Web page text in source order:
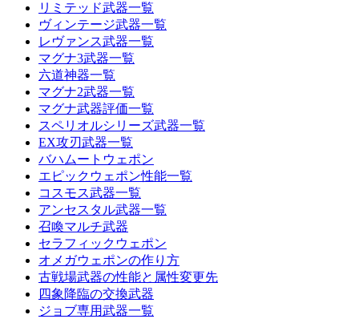
リミテッド武器一覧
ヴィンテージ武器一覧
レヴァンス武器一覧
マグナ3武器一覧
六道神器一覧
マグナ2武器一覧
マグナ武器評価一覧
スペリオルシリーズ武器一覧
EX攻刃武器一覧
バハムートウェポン
エピックウェポン性能一覧
コスモス武器一覧
アンセスタル武器一覧
召喚マルチ武器
セラフィックウェポン
オメガウェポンの作り方
古戦場武器の性能と属性変更先
四象降臨の交換武器
ジョブ専用武器一覧